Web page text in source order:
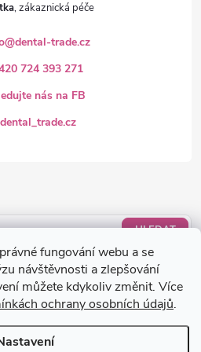
fungování webu a se
návštěvnosti a zlepšování
můžete kdykoliv změnit. Více
ochrany osobních údajů.
HLEDAT
KS /0 KČ
@dental-trade.cz
724 393 271
nás na FB
dental_trade.cz